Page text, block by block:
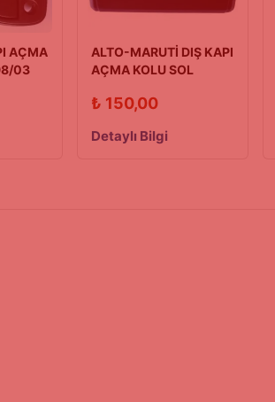
AÇMA
03
ALTO-MARUTİ DIŞ KAPI
AÇMA KOLU SOL
₺ 150,00
Detaylı Bilgi